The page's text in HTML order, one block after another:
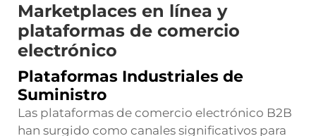
Marketplaces en línea y
plataformas de comercio
electrónico
Plataformas Industriales de
Suministro
Las plataformas de comercio electrónico B2B
han surgido como canales significativos para